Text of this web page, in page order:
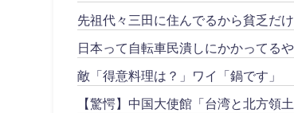
先祖代々三田に住んでるから貧乏だ
日本って自転車民潰しにかかってる
敵「得意料理は？」ワイ「鍋です」
【驚愕】中国大使館「台湾と北方領